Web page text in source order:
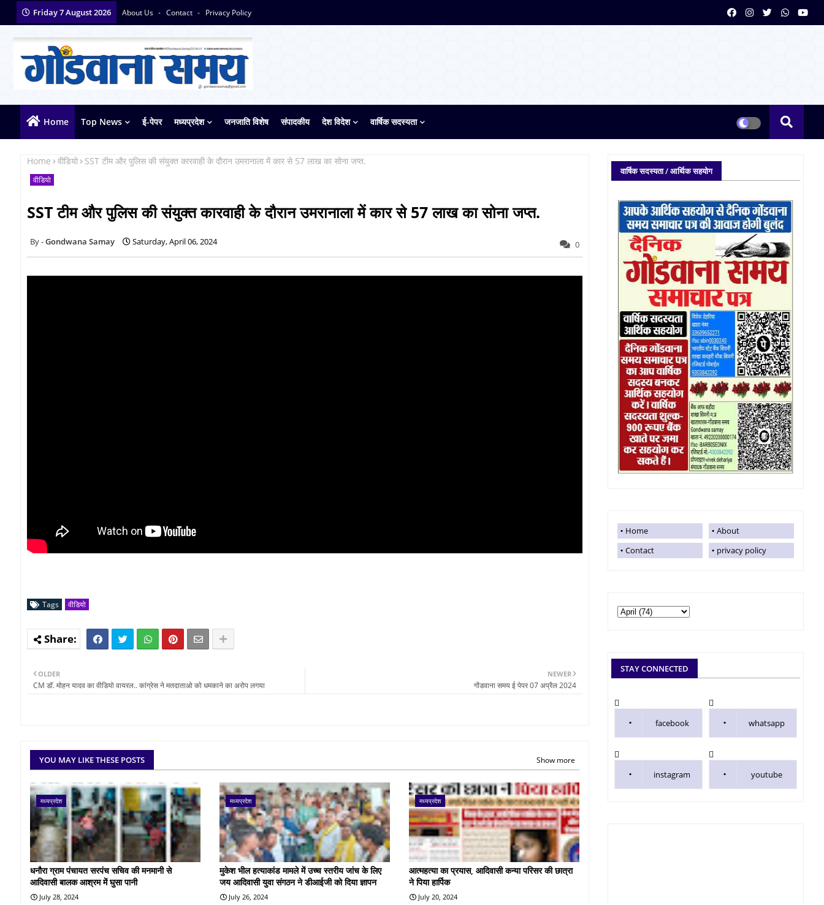
Friday 7 August 2026 About Us Contact Privacy Policy
Home Top News ई-पेपर मध्यप्रदेश जनजाति विशेष संपादकीय देश विदेश वार्षिक सदस्यता
Home वीडियो SST टीम और पुलिस की संयुक्त कारवाही के दौरान उमरानाला में कार से 57 लाख का सोना जप्त.
वीडियो
SST टीम और पुलिस की संयुक्त कारवाही के दौरान उमरानाला में कार से 57 लाख का सोना जप्त.
Gondwana Samay Saturday, April 06, 2024 0
Tags वीडियो
NEWER
गोंडवाना समय ई पेपर 07 अप्रैल 2024
OLDER
CM डॉ. मोहन यादव का वीडियो वायरल.. कांग्रेस ने मतदाताओ को धमकाने का अरोप लगया
YOU MAY LIKE THESE POSTS Show more
मध्यप्रदेश
धनौरा ग्राम पंचायत सरपंच सचिव की मनमानी से
आदिवासी बालक आश्रम में घुसा पानी
July 28, 2024
मध्यप्रदेश
मुकेश भील हत्याकांड मामले में उच्च स्तरीय जांच के लिए
जय आदिवासी युवा संगठन ने डीआईजी को दिया ज्ञापन
July 26, 2024
मध्यप्रदेश
आत्महत्या का प्रयास, आदिवासी कन्या परिसर की छात्रा
ने पिया हार्पिक
July 20, 2024
वार्षिक सदस्यता / आर्थिक सहयोग
Home
About
Contact
privacy policy
STAY CONNECTED
facebook whatsapp
instagram youtube